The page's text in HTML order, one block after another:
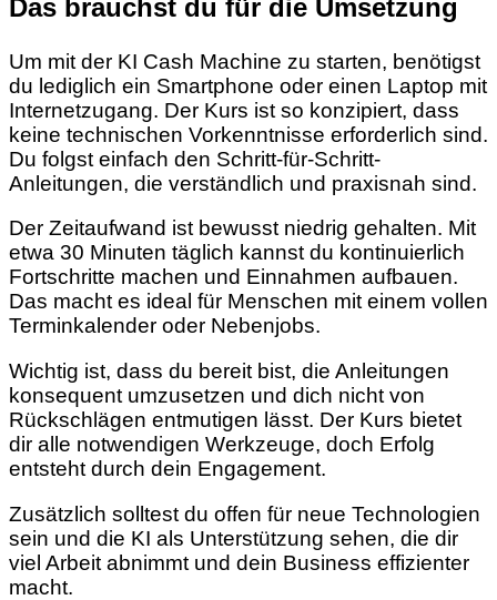
Das brauchst du für die Umsetzung
Um mit der KI Cash Machine zu starten, benötigst
du lediglich ein Smartphone oder einen Laptop mit
Internetzugang. Der Kurs ist so konzipiert, dass
keine technischen Vorkenntnisse erforderlich sind.
Du folgst einfach den Schritt-für-Schritt-
Anleitungen, die verständlich und praxisnah sind.
Der Zeitaufwand ist bewusst niedrig gehalten. Mit
etwa 30 Minuten täglich kannst du kontinuierlich
Fortschritte machen und Einnahmen aufbauen.
Das macht es ideal für Menschen mit einem vollen
Terminkalender oder Nebenjobs.
Wichtig ist, dass du bereit bist, die Anleitungen
konsequent umzusetzen und dich nicht von
Rückschlägen entmutigen lässt. Der Kurs bietet
dir alle notwendigen Werkzeuge, doch Erfolg
entsteht durch dein Engagement.
Zusätzlich solltest du offen für neue Technologien
sein und die KI als Unterstützung sehen, die dir
viel Arbeit abnimmt und dein Business effizienter
macht.